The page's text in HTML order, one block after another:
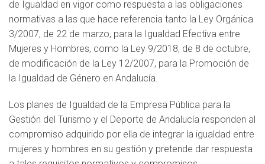
de Igualdad en vigor como respuesta a las obligaciones
normativas a las que hace referencia tanto la Ley Orgánica
3/2007, de 22 de marzo, para la Igualdad Efectiva entre
Mujeres y Hombres, como la Ley 9/2018, de 8 de octubre,
de modificación de la Ley 12/2007, para la Promoción de
la Igualdad de Género en Andalucía.
Los planes de Igualdad de la Empresa Pública para la
Gestión del Turismo y el Deporte de Andalucía responden al
compromiso adquirido por ella de integrar la igualdad entre
mujeres y hombres en su gestión y pretende dar respuesta